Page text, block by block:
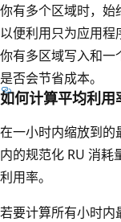
你有多个区域时，始
以便利用只为应用
你有多区域写入和一
是否会节省成本。
如何计算平均利用
在一小时内缩放到的
内的规范化 RU 消耗
利用率。
若要计算所有小时内